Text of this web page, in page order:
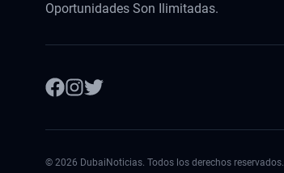
Oportunidades Son Ilimitadas.
© 2026 DubaiNoticias. Todos los derechos reservados.